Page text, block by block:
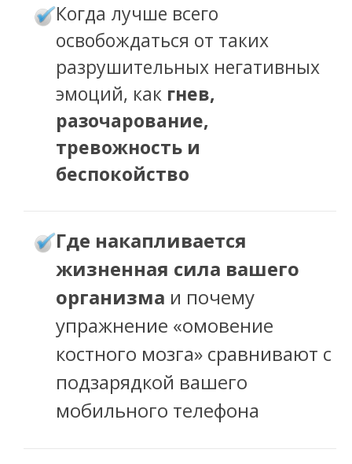
Когда лучше всего
освобождаться от таких
разрушительных негативных
эмоций, как гнев,
разочарование,
тревожность и
беспокойство
Где накапливается
жизненная сила вашего
организма и почему
упражнение «омовение
костного мозга» сравнивают с
подзарядкой вашего
мобильного телефона